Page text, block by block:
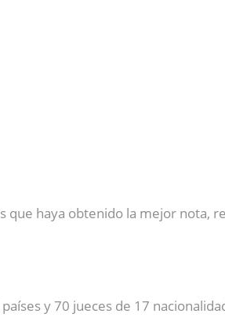
que haya obtenido la mejor nota,
y 70 jueces de 17